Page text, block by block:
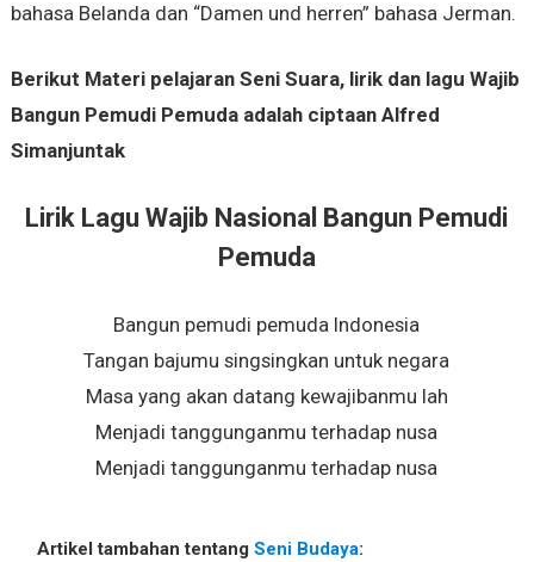
bahasa Belanda dan “Damen und herren” bahasa Jerman.
Berikut Materi pelajaran Seni Suara, lirik dan lagu Wajib
Bangun Pemudi Pemuda adalah ciptaan Alfred
Simanjuntak
Lirik Lagu Wajib Nasional Bangun Pemudi
Pemuda
Bangun pemudi pemuda Indonesia
Tangan bajumu singsingkan untuk negara
Masa yang akan datang kewajibanmu lah
Menjadi tanggunganmu terhadap nusa
Menjadi tanggunganmu terhadap nusa
Artikel tambahan tentang Seni Budaya: